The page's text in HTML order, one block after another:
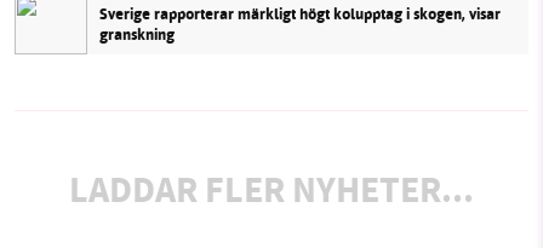
Sverige rapporterar märkligt högt kolupptag i skogen, visar
granskning
LADDAR FLER NYHETER...